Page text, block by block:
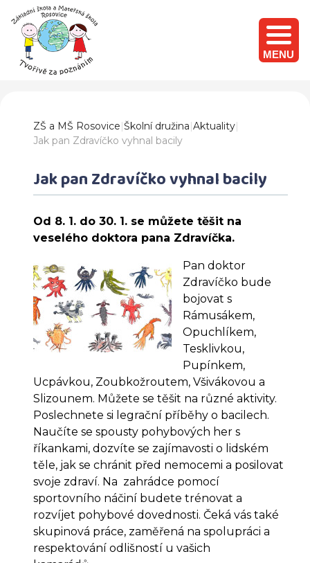
MENU
ZŠ a MŠ Rosovice|Školní družina|Aktuality|
Jak pan Zdravíčko vyhnal bacily
Jak pan Zdravíčko vyhnal bacily
Od 8. 1. do 30. 1. se můžete těšit na
veselého doktora pana Zdravíčka.
Pan doktor
Zdravíčko bude
bojovat s
Rámusákem,
Opuchlíkem,
Tesklivkou,
Pupínkem,
Ucpávkou, Zoubkožroutem, Všivákovou a
Slizounem. Můžete se těšit na různé aktivity.
Poslechnete si legrační příběhy o bacilech.
Naučíte se spousty pohybových her s
říkankami, dozvíte se zajímavosti o lidském
těle, jak se chránit před nemocemi a posilovat
svoje zdraví. Na zahrádce pomocí
sportovního náčiní budete trénovat a
rozvíjet pohybové dovednosti. Čeká vás také
skupinová práce, zaměřená na spolupráci a
respektování odlišností u vašich